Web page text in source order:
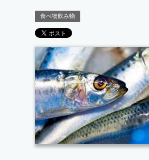
食べ物飲み物